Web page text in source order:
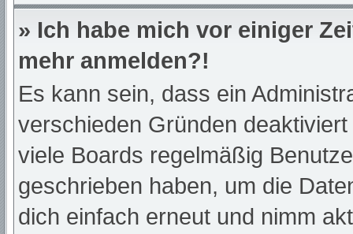
» Ich habe mich vor einiger
mehr anmelden?!
Es kann sein, dass ein
verschieden Gründen
viele Boards regelmäßig
geschrieben haben, um die
dich einfach erneut und nimm